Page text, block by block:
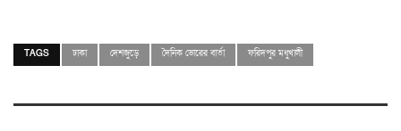
TAGS ঢাকা দেশজুড়ে দৈনিক ভোরের বার্তা ফরিদপুর মধুখালী